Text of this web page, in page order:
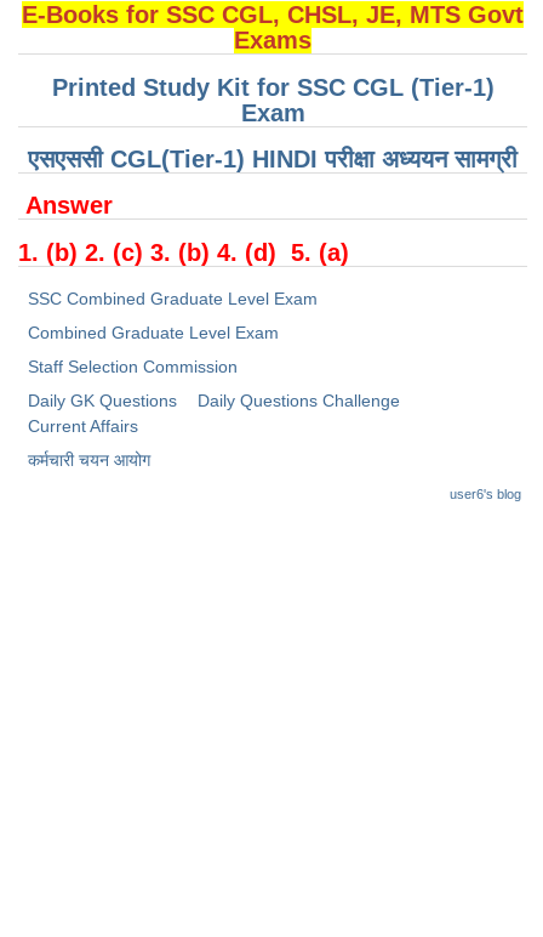
CHSL Study Notes
EXAMS
Stenographers Grade 'C&D'
SSC Constable (GD)
SSC Junior Engineers (J.E.)
Junior Hindi Translators (JHT)
Delhi Police Constables
CAPF / Delhi Police - SI (CPO)
SSC Exam Vacancies
E-Books for SSC CGL, CHSL, JE, MTS Govt
Exams
Printed Study Kit for SSC CGL (Tier-1)
Exam
एसएससी CGL(Tier-1) HINDI परीक्षा ​​अध्ययन सामग्री
Answer
1. (b) 2. (c) 3. (b) 4. (d) 5. (a)
SSC Combined Graduate Level Exam
Combined Graduate Level Exam
Staff Selection Commission
Daily GK Questions
Daily Questions Challenge
Current Affairs
कर्मचारी चयन आयोग
user6's blog